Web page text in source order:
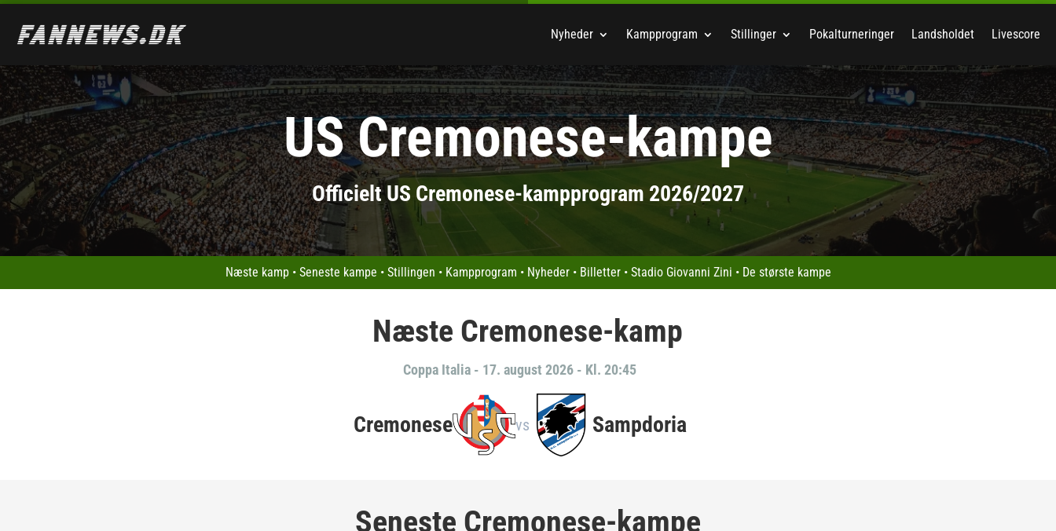
Nyheder Kampprogram Stillinger Pokalturneringer Landsholdet Livescore
US Cremonese-kampe
Officielt US Cremonese-kampprogram 2026/2027
Næste kamp• Seneste kampe • Stillingen • Kampprogram • Nyheder• Billetter• Stadio Giovanni Zini • De største kampe
Næste Cremonese-kamp
Coppa Italia - 17. august 2026 - Kl. 20:45
Cremonese vs Sampdoria
Seneste Cremonese-kampe